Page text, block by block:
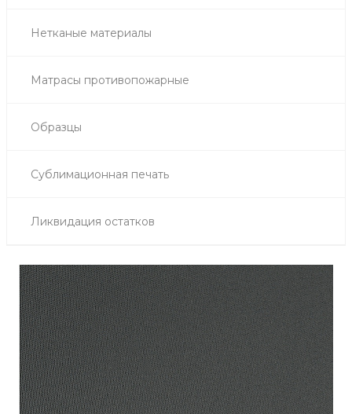
Нетканые материалы
Матрасы противопожарные
Образцы
Сублимационная печать
Ликвидация остатков